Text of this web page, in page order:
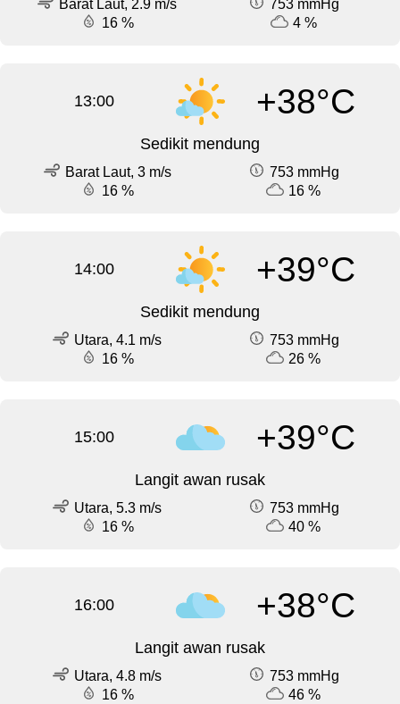
Barat Laut, 2.9 m/s
753 mmHg
16 %
4 %
13:00 +38°C
Sedikit mendung
Barat Laut, 3 m/s
753 mmHg
16 %
16 %
14:00 +39°C
Sedikit mendung
Utara, 4.1 m/s
753 mmHg
16 %
26 %
15:00 +39°C
Langit awan rusak
Utara, 5.3 m/s
753 mmHg
16 %
40 %
16:00 +38°C
Langit awan rusak
Utara, 4.8 m/s
753 mmHg
16 %
46 %